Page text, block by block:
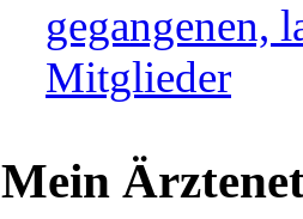
gegangenen,
Mitglieder
Mein